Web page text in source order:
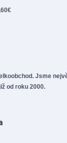
Jsme
od roku 2000.